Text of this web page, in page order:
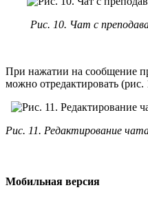
Рис. 10. Чат с
При нажатии на сообщение
можно отредактировать (рис.
Рис. 11. Редактирование
Мобильная версия